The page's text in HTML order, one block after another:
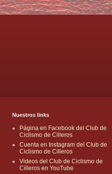
Nuestros links
Página en Facebook del Club de
Ciclismo de Cilleros
Cuenta en Instagram del Club de
Ciclismo de Cilleros
Videos del Club de Ciclismo de
Cilleros en YouTube